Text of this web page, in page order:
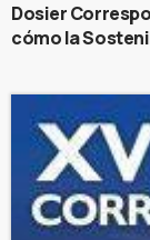
Dosier
cómo la